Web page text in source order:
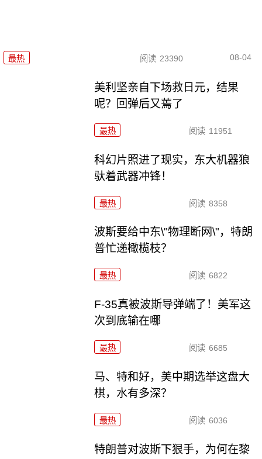
最热 阅读 23390 08-04
美利坚亲自下场救日元，结果
呢？回弹后又蔫了
最热 阅读 11951
科幻片照进了现实，东大机器狼
驮着武器冲锋！
最热 阅读 8358
波斯要给中东\"物理断网\"，特朗
普忙递橄榄枝？
最热 阅读 6822
F-35真被波斯导弹端了！美军这
次到底输在哪
最热 阅读 6685
马、特和好，美中期选举这盘大
棋，水有多深？
最热 阅读 6036
特朗普对波斯下狠手，为何在黎